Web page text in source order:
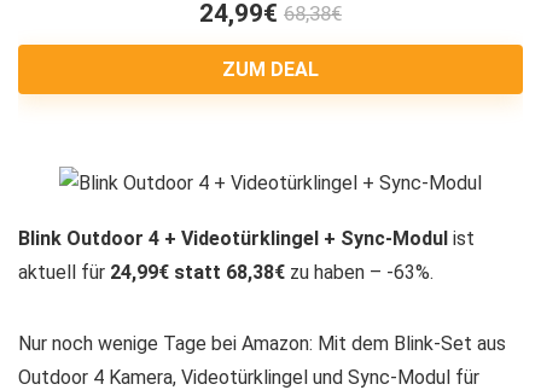
24,99€ 68,38€
ZUM DEAL
Blink Outdoor 4 + Videotürklingel + Sync-Modul ist
aktuell für 24,99€ statt 68,38€ zu haben – -63%.
Nur noch wenige Tage bei Amazon: Mit dem Blink-Set aus
Outdoor 4 Kamera, Videotürklingel und Sync-Modul für